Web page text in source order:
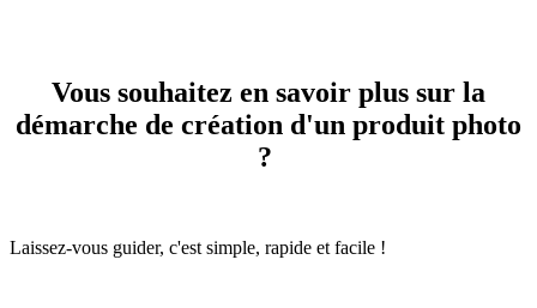
Vous souhaitez en savoir plus sur la
démarche de création d'un produit photo
?
Laissez-vous guider, c'est simple, rapide et facile !